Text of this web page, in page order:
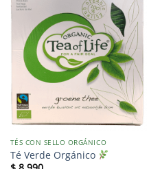
TÉS CON SELLO ORGÁNICO
Té Verde Orgánico